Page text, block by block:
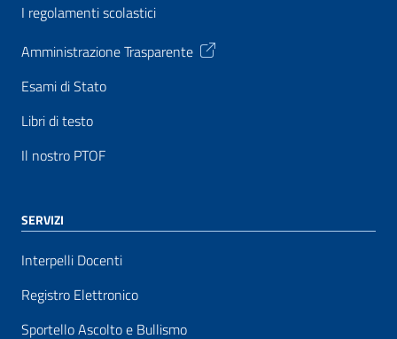
I regolamenti scolastici
Amministrazione Trasparente
Esami di Stato
Libri di testo
Il nostro PTOF
SERVIZI
Interpelli Docenti
Registro Elettronico
Sportello Ascolto e Bullismo